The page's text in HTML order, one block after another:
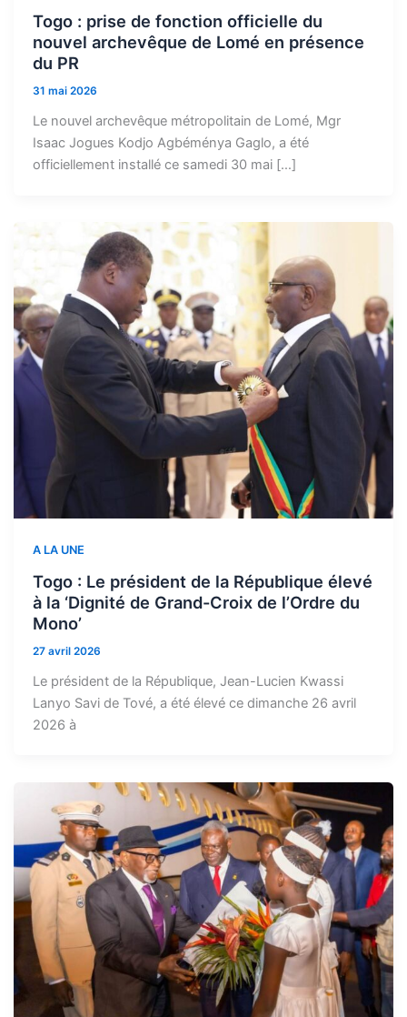
Togo : prise de fonction officielle du
nouvel archevêque de Lomé en présence
du PR
31 mai 2026
Le nouvel archevêque métropolitain de Lomé, Mgr
Isaac Jogues Kodjo Agbéménya Gaglo, a été
officiellement installé ce samedi 30 mai […]
A LA UNE
Togo : Le président de la République élevé
à la ‘Dignité de Grand-Croix de l’Ordre du
Mono’
27 avril 2026
Le président de la République, Jean-Lucien Kwassi
Lanyo Savi de Tové, a été élevé ce dimanche 26 avril
2026 à